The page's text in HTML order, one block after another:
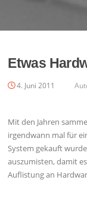
Etwas
4. Juni 2011
Mit den Jahren
irgendwann mal für
System gekauft
auszumisten, damit
Auflistung an